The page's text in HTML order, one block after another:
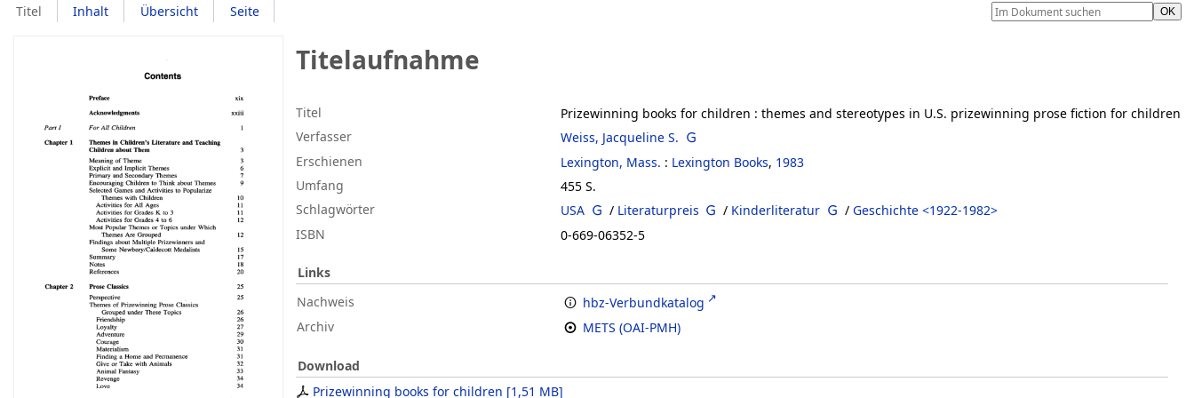
Titel Inhalt Übersicht Seite
Titelaufnahme
Titel Prizewinning books for children : themes and stereotypes in U.S. prizewinning prose fiction for children
Verfasser
Weiss, Jacqueline S.
Erschienen
Lexington, Mass. : Lexington Books, 1983
Umfang
455 S.
Schlagwörter
USA / Literaturpreis / Kinderliteratur / Geschichte <1922-1982>
ISBN
0-669-06352-5
Links
Nachweis
hbz-Verbundkatalog
Archiv
METS (OAI-PMH)
Download
Prizewinning books for children [1,51 MB]